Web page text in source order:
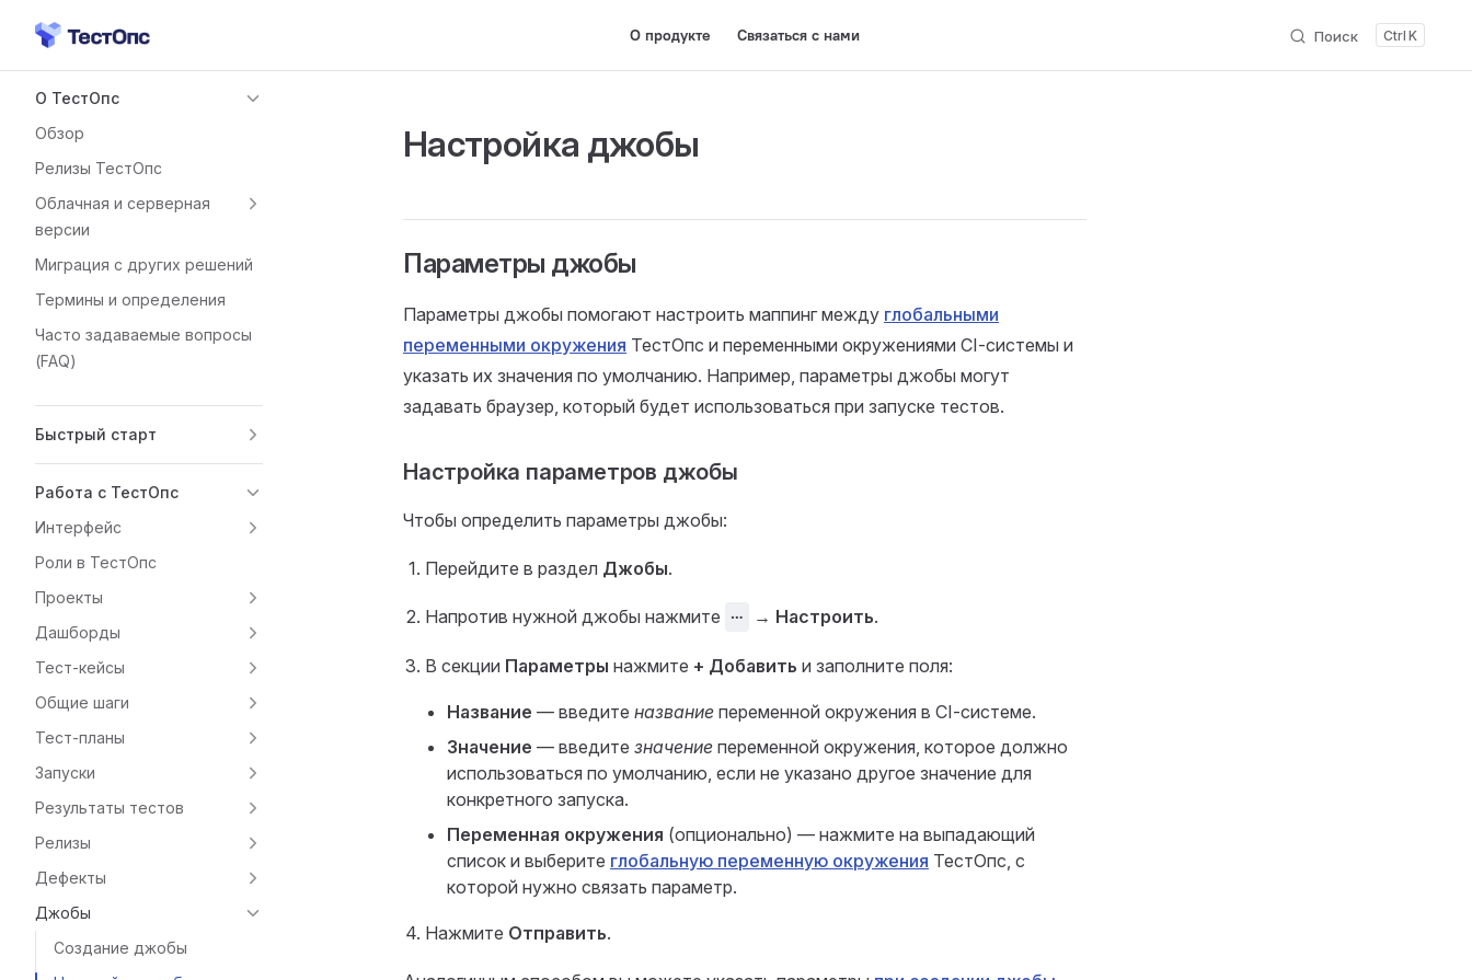
Skip to content Поиск K
Main Navigation
О продукте Связаться с нами
О ТестОпс
Обзор
Релизы ТестОпс
Облачная и серверная
версии
Миграция с других решений
Термины и определения
Часто задаваемые вопросы
(FAQ)
Быстрый старт
Работа с ТестОпс
Интерфейс
Роли в ТестОпс
Проекты
Дашборды
Тест-кейсы
Общие шаги
Тест-планы
Запуски
Результаты тестов
Релизы
Дефекты
Джобы
Создание джобы
Настройка джобы
Параметры джобы
Параметры джобы помогают настроить маппинг между глобальными
переменными окружения ТестОпс и переменными окружениями CI-системы и
указать их значения по умолчанию. Например, параметры джобы могут
задавать браузер, который будет использоваться при запуске тестов.
Настройка параметров джобы
Чтобы определить параметры джобы:
Перейдите в раздел Джобы.
Напротив нужной джобы нажмите ⋯ → Настроить.
В секции Параметры нажмите + Добавить и заполните поля:
Название — введите название переменной окружения в CI-системе.
Значение — введите значение переменной окружения, которое должно
использоваться по умолчанию, если не указано другое значение для
конкретного запуска.
Переменная окружения (опционально) — нажмите на выпадающий
список и выберите глобальную переменную окружения ТестОпс, с
которой нужно связать параметр.
Нажмите Отправить.